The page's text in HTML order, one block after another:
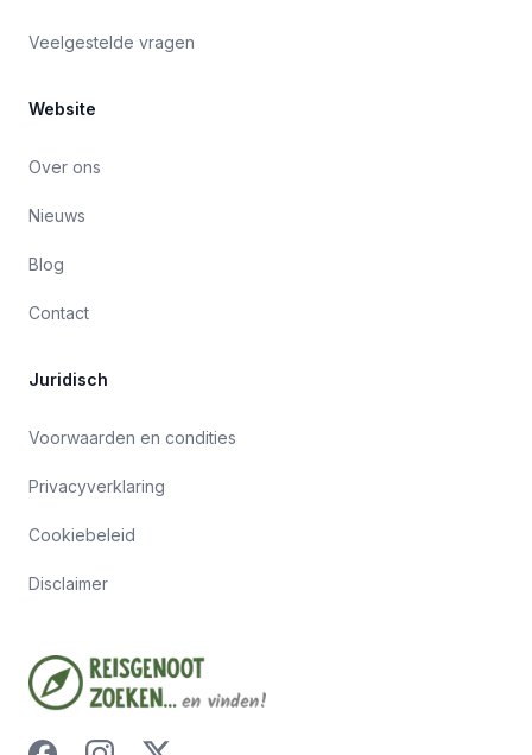
Veelgestelde vragen
Website
Over ons
Nieuws
Blog
Contact
Juridisch
Voorwaarden en condities
Privacyverklaring
Cookiebeleid
Disclaimer